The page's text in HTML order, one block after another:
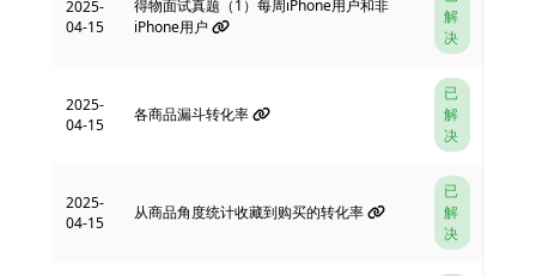
2025-
04-15
得物面试真题（1）每周iPhone用户和非
iPhone用户
解
决
2025-
04-15
各商品漏斗转化率
已
解
决
2025-
04-15
从商品角度统计收藏到购买的转化率
已
解
决